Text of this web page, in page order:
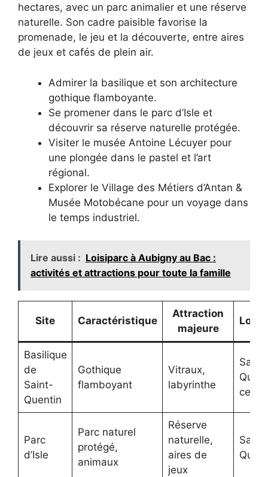
hectares, avec un parc animalier et une réserve
naturelle. Son cadre paisible favorise la
promenade, le jeu et la découverte, entre aires
de jeux et cafés de plein air.
Admirer la basilique et son architecture
gothique flamboyante.
Se promener dans le parc d’Isle et
découvrir sa réserve naturelle protégée.
Visiter le musée Antoine Lécuyer pour
une plongée dans le pastel et l’art
régional.
Explorer le Village des Métiers d’Antan &
Musée Motobécane pour un voyage dans
le temps industriel.
Lire aussi : Loisiparc à Aubigny au Bac :
activités et attractions pour toute la famille
Site Caractéristique
Attraction
majeure
Basilique
de
Saint-
Quentin
Gothique
flamboyant
Vitraux,
labyrinthe
Saint-
Parc
d’Isle
Parc naturel
protégé,
animaux
Réserve
naturelle,
aires de
jeux
Saint-